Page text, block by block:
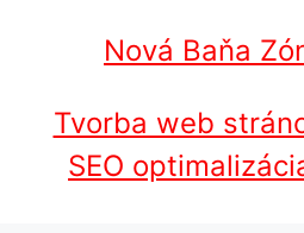
Nová Baňa
Tvorba web
SEO